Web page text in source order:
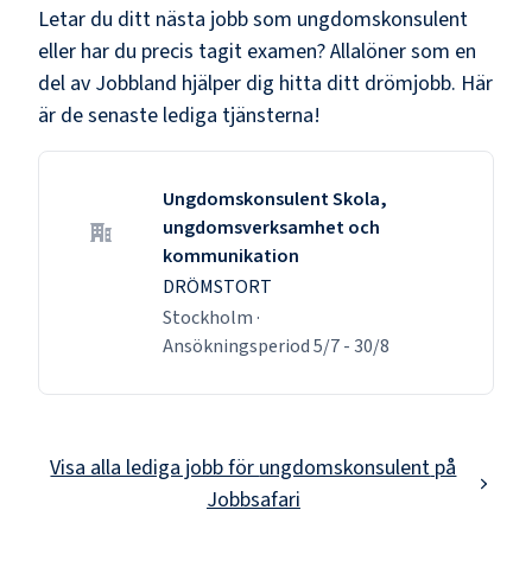
Letar du ditt nästa jobb som ungdomskonsulent
eller har du precis tagit examen? Allalöner som en
del av Jobbland hjälper dig hitta ditt drömjobb. Här
är de senaste lediga tjänsterna!
Ungdomskonsulent Skola,
ungdomsverksamhet och
kommunikation
DRÖMSTORT
Stockholm ·
Ansökningsperiod5/7-30/8
Visa alla lediga jobb för ungdomskonsulent på
Jobbsafari